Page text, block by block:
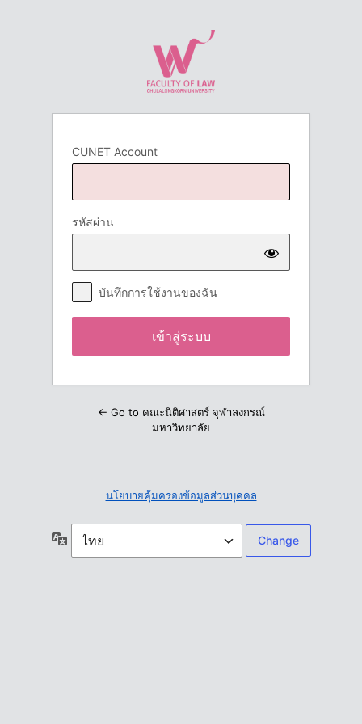
CUNET Account
รหัสผ่าน
บันทึกการใช้งานของฉัน
← Go to คณะนิติศาสตร์ จุฬาลงกรณ์
มหาวิทยาลัย
นโยบายคุ้มครองข้อมูลส่วนบุคคล
ภาษา